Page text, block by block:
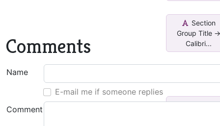
Comments
Name
E-mail me if someone replies
Comment
Section
Group Title -
Calibri...
Font ->